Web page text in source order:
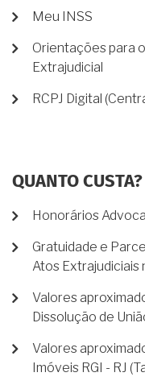
Meu INSS
Orientações para
Extrajudicial
RCPJ Digital
QUANTO CUSTA?
Honorários
Gratuidade e
Atos Extrajudiciais
Valores
Dissolução de
Valores
Imóveis RGI - RJ